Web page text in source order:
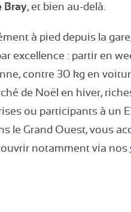
Bray, et bien au-delà.
à pied depuis la
excellence : partir en
contre 30 kg en
de Noël en hiver,
ou participants à un
le Grand Ouest, vous
notamment via nos